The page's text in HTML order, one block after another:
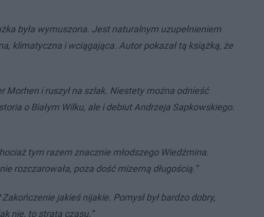
była wymuszona. Jest naturalnym uzupełnieniem
klimatyczna i wciągająca. Autor pokazał tą książką, że
Morhen i ruszył na szlak. Niestety można odnieść
o Białym Wilku, ale i debiut Andrzeja Sapkowskiego.
tym razem znacznie młodszego Wiedźmina.
rozczarowała, poza dość mizerną długością.”
jakieś nijakie. Pomysł był bardzo dobry,
nie, to strata czasu.”